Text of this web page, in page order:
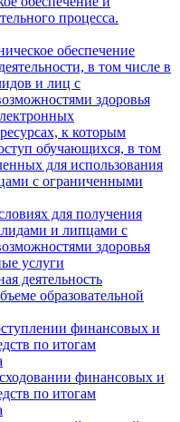
процесса.
обеспечение
в том числе в
и лиц с
здоровья
к которым
обучающихся, в том
для использования
с ограниченными
для получения
и липцами с
здоровья
услуги
деятельность
образовательной
финансовых и
по итогам
финансовых и
по итогам